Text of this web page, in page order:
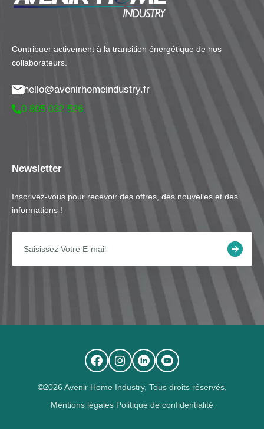
Contribuer activement à la transition énergétique de nos
collaborateurs.
hello@avenirhomeindustry.fr
0 805 032 526
Newsletter
Inscrivez-vous pour recevoir des offres, des nouvelles et des
informations !
©2026 Avenir Home Industry, Tous droits réservés.
Mentions légales Politique de confidentialité